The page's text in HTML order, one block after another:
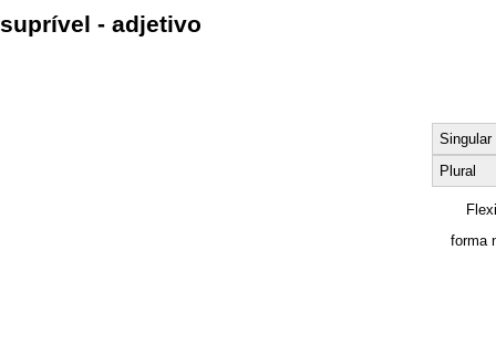
suprível - adjetivo
Singular
Plural
forma